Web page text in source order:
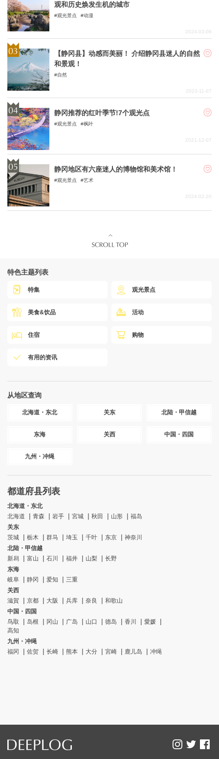
观和历史焕发生机的城市
观光景点 动漫
2024-03-06
【静冈县】动感而美丽！ 介绍静冈县迷人的自然
和景观！
自然
2023-11-07
静冈推荐的红叶季节!7个观光点
观光景点 枫叶
2021-12-07
静冈地区有六座迷人的博物馆和美术馆！
观光景点 艺术
2024-02-20
特色主题列表
特集 观光景点
美食&饮品 活动
住宿 购物
有用的资讯
从地区查询
北海道・东北 关东 北陆・甲信越
东海 关西 中国・四国
九州・冲绳
都道府县列表
北海道・东北
北海道
青森 岩手 宮城 秋田 山形
福岛
关东
茨城
栃木 群马 埼玉 千叶 东京
神奈川
北陆・甲信越
新舄
富山 石川 福井 山梨
长野
东海
岐阜
静冈 爱知
三重
关西
滋賀
京都 大阪 兵库 奈良
和歌山
中国・四国
鸟取
岛根 冈山 广岛 山口 德岛 香川
愛媛
高知
九州・冲绳
福冈
佐贺 长崎 熊本 大分 宮崎 鹿儿岛 冲绳